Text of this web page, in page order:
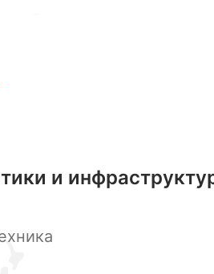
радоваться виду
по миру комфорта и
скрытое вдали от шума
и